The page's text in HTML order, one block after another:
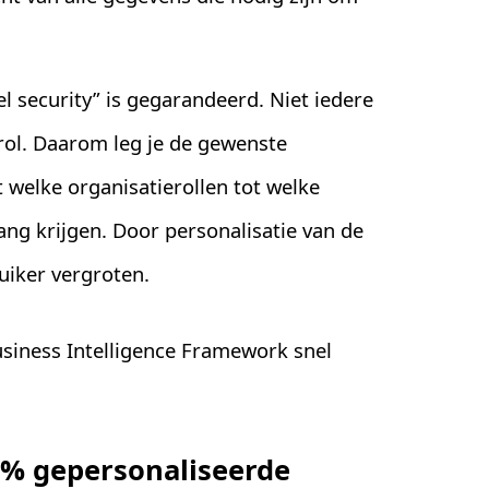
security” is gegarandeerd. Niet iedere
Daarom leg je de gewenste
welke organisatierollen tot welke
krijgen. Door personalisatie van de
vergroten.
Intelligence Framework snel
gepersonaliseerde